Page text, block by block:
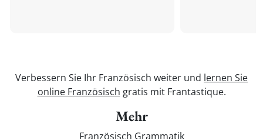
Verbessern Sie Ihr Französisch weiter und lernen Sie
online Französisch gratis mit Frantastique.
Mehr
Französisch Grammatik